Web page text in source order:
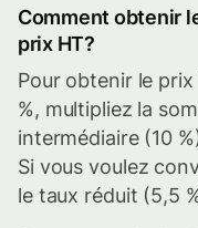
Comment obtenir
prix HT?
Pour obtenir le prix
%, multipliez la
intermédiaire (10
Si vous voulez
le taux réduit (5,5